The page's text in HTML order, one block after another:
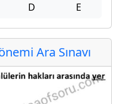
D E
Ara Sınavı